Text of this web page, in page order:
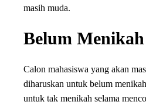
masih muda.
Belum Menikah
Calon mahasiswa yang akan
diharuskan untuk belum
untuk tak menikah selama